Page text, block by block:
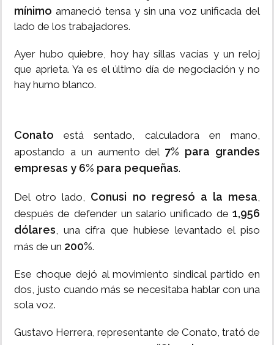
mínimo amaneció tensa y sin una voz unificada del
lado de los trabajadores.
Ayer hubo quiebre, hoy hay sillas vacías y un reloj
que aprieta. Ya es el último día de negociación y no
hay humo blanco.
Conato está sentado, calculadora en mano,
apostando a un aumento del 7% para grandes
empresas y 6% para pequeñas.
Del otro lado, Conusi no regresó a la mesa,
después de defender un salario unificado de 1,956
dólares, una cifra que hubiese levantado el piso
más de un 200%.
Ese choque dejó al movimiento sindical partido en
dos, justo cuando más se necesitaba hablar con una
sola voz.
Gustavo Herrera, representante de Conato, trató de